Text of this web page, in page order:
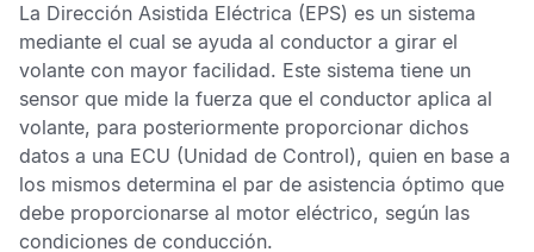
La Dirección Asistida Eléctrica (EPS) es un sistema
mediante el cual se ayuda al conductor a girar el
volante con mayor facilidad. Este sistema tiene un
sensor que mide la fuerza que el conductor aplica al
volante, para posteriormente proporcionar dichos
datos a una ECU (Unidad de Control), quien en base a
los mismos determina el par de asistencia óptimo que
debe proporcionarse al motor eléctrico, según las
condiciones de conducción.